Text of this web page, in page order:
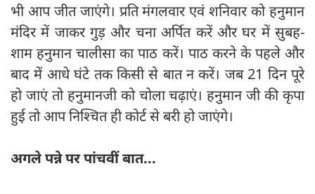
भी आप जीत जाएंगे। प्रति मंगलवार एवं शनिवार को हनुमान
मंदिर में जाकर गुड़ और चना अर्पित करें और घर में सुबह-
शाम हनुमान चालीसा का पाठ करें। पाठ करने के पहले और
बाद में आधे घंटे तक किसी से बात न करें। जब 21 दिन पूरे
हो जाएं तो हनुमानजी को चोला चढ़ाएं। हनुमान जी की कृपा
हुई तो आप निश्‍चित ही कोर्ट से बरी हो जाएंगे।
अगले पन्ने पर पांचवीं बात...